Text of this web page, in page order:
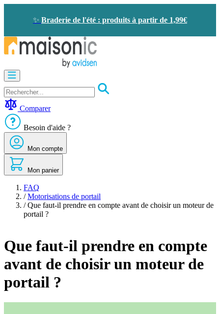
✨ Braderie de l'été : produits à partir de 1,99€
Visiophone
-
Sonnette
-
économie
d'énergie
Sécurité
Confort
de
maison
Seconde
vie
Bons
Comparer
Besoin d'aide ?
Mon compte
Mon panier
FAQ
/ Motorisations de portail
/ Que faut-il prendre en compte avant de choisir un moteur de
portail ?
Que faut-il prendre en compte
avant de choisir un moteur de
portail ?